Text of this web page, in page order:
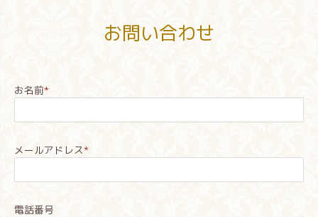
お問い合わせ
お名前*
メールアドレス*
電話番号